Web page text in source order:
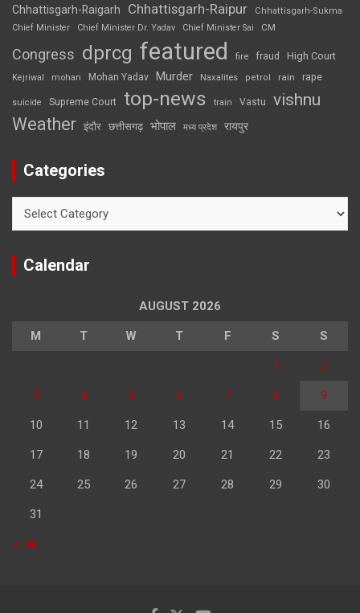
Chhattisgarh-Raigarh Chhattisgarh-Raipur
Chhattisgarh-Sukma
Chief Minister
Chief Minister Dr. Yadav Chief Minister Sai CM
Congress dprcg featured fire fraud High Court
Kejriwal mohan Mohan Yadav Murder Naxalites petrol rain rape
suicide Supreme Court top-news train Vastu vishnu
Weather इंदौर छत्तीसगढ़ भोपाल मध्य प्रदेश रायपुर
Categories
Calendar
AUGUST 2026
M T W T F S S
1 2
3 4 5 6 7 8 9
10 11 12 13 14 15 16
17 18 19 20 21 22 23
24 25 26 27 28 29 30
31
« Jul